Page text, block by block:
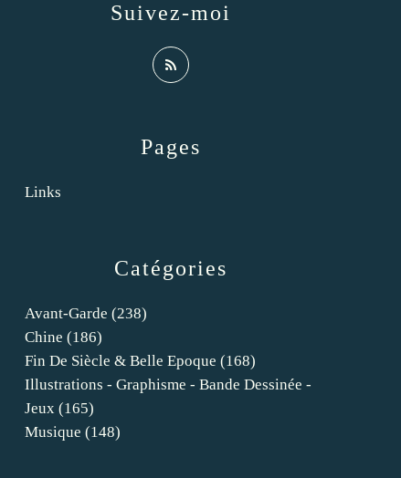
Catégories
Avant-Garde (238)
Chine (186)
Fin De Siècle & Belle Epoque (168)
Illustrations - Graphisme - Bande Dessinée -
Jeux (165)
Musique (148)
Pages
Links
Suivez-moi